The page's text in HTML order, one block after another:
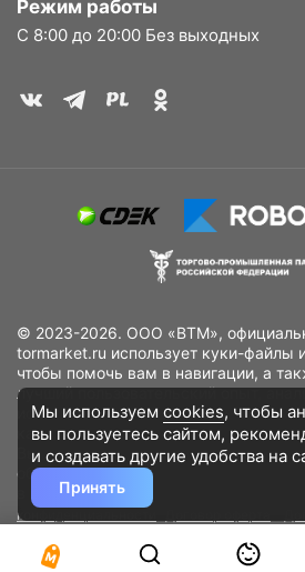
Режим работы
С 8:00 до 20:00 Без выходных
© 2023-2026. ООО «ВТМ»,
tormarket.ru использует куки-файлы
чтобы помочь вам в навигации, а
лучший пользовательский опыт,
использование наших продуктов и
качество рекламных и
Вы не хотите, чтобы Ваши
обрабатывались, пожалуйста,
в своём браузере.
конфиденциальности
Разработано DST Global
Мы используем cookies, чтобы
вы пользуетесь сайтом,
и создавать другие удобства на
Принять